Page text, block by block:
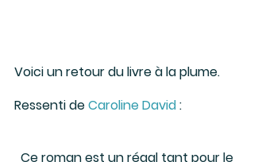
Voici un retour du livre à la plume.
Ressenti de Caroline David :